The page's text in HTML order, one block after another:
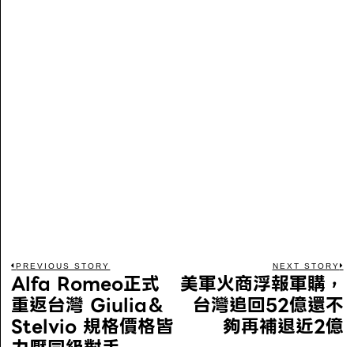
PREVIOUS STORY
Alfa Romeo正式
重返台灣 Giulia＆
Stelvio 規格價格皆
NEXT STORY
美軍火商浮報軍購，
台灣追回52億還不
夠再補退近2億